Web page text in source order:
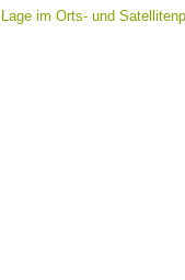
Lage im Orts- und